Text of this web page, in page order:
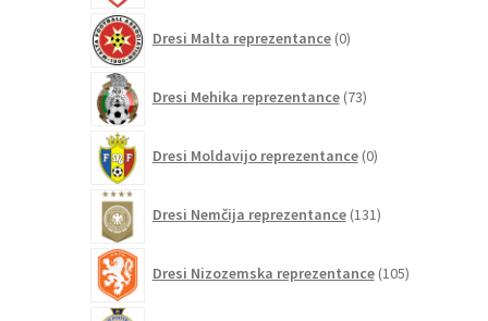
Dresi Malta reprezentance 0izdelkov
Dresi Mehika reprezentance 73izdelkov
Dresi Moldavijo reprezentance 0izdelkov
Dresi Nemčija reprezentance 131izdelkov
Dresi Nizozemska reprezentance 105izdelkov